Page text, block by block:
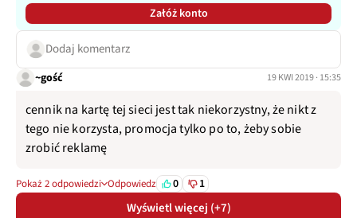
Załóż konto
Dodaj komentarz
~gość 19 KWI 2019 · 15:35
cennik na kartę tej sieci jest tak niekorzystny, że nikt z
tego nie korzysta, promocja tylko po to, żeby sobie
zrobić reklamę
Pokaż 2 odpowiedzi Odpowiedz 0 1
Wyświetl więcej (+7)